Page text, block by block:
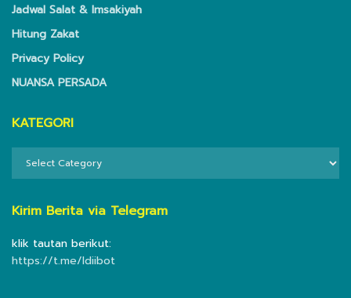
Jadwal Salat & Imsakiyah
Hitung Zakat
Privacy Policy
NUANSA PERSADA
KATEGORI
KATEGORI
Kirim Berita via Telegram
klik tautan berikut:
https://t.me/ldiibot